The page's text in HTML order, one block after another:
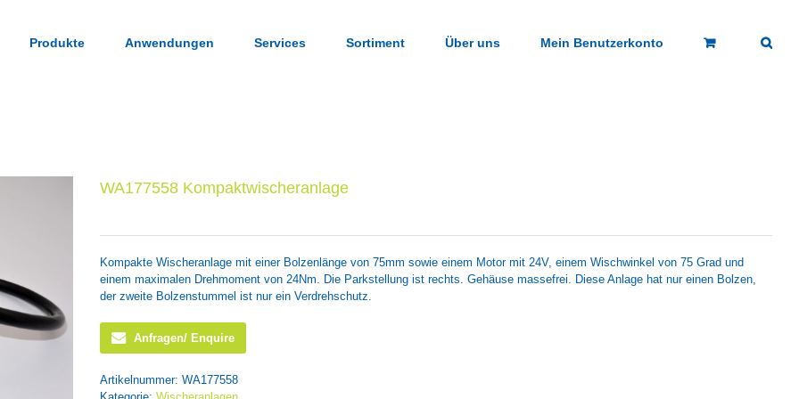
Produkte Anwendungen Services Sortiment Über uns Mein Benutzerkonto
WA177558 Kompaktwischeranlage
Kompakte Wischeranlage mit einer Bolzenlänge von 75mm sowie einem Motor mit 24V, einem Wischwinkel von 75 Grad und
einem maximalen Drehmoment von 24Nm. Die Parkstellung ist rechts. Gehäuse massefrei. Diese Anlage hat nur einen Bolzen,
der zweite Bolzenstummel ist nur ein Verdrehschutz.
Anfragen/ Enquire
Artikelnummer: WA177558